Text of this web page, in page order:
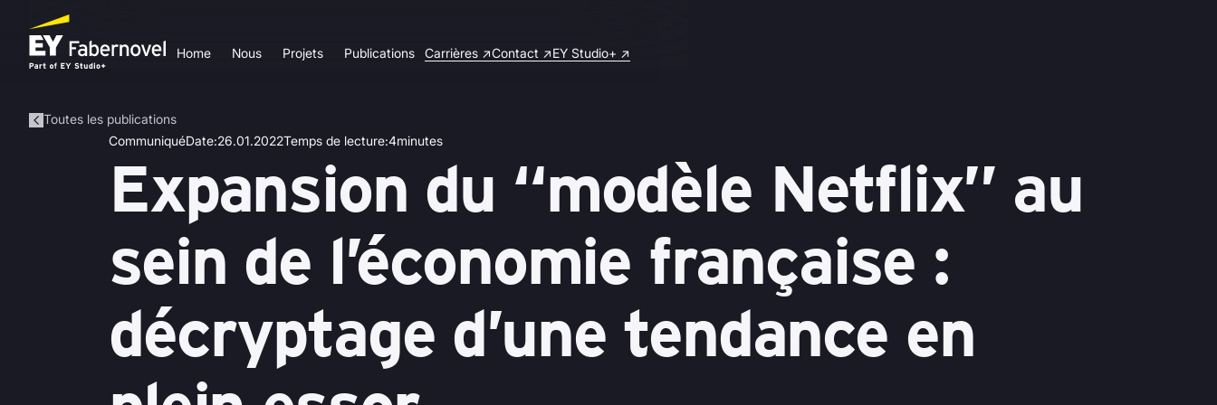
Home Nous Projets Publications Carrières ↗Contact ↗EY Studio+ ↗
Toutes les publications
CommuniquéDate:26.01.2022Temps de lecture:4minutes
Expansion du “modèle Netflix” au
sein de l’économie française :
décryptage d’une tendance en